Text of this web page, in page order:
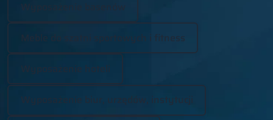
Wyposażenie basenów
Meble do szatni sportowych i fitness